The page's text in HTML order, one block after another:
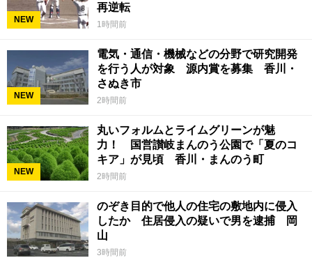
NEW
再逆転
1時間前
NEW
電気・通信・機械などの分野で研究開発
を行う人が対象 源内賞を募集 香川・
さぬき市
2時間前
NEW
丸いフォルムとライムグリーンが魅
力！ 国営讃岐まんのう公園で「夏のコ
キア」が見頃 香川・まんのう町
2時間前
のぞき目的で他人の住宅の敷地内に侵入
したか 住居侵入の疑いで男を逮捕 岡
山
3時間前